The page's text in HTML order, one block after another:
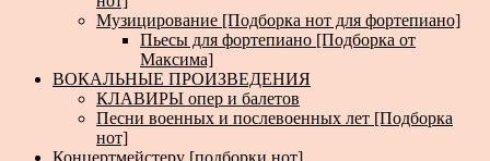
Музицирование [Подборка нот для фортепиано]
Пьесы для фортепиано [Подборка от
Максима]
ВОКАЛЬНЫЕ ПРОИЗВЕДЕНИЯ
КЛАВИРЫ опер и балетов
Песни военных и послевоенных лет [Подборка
нот]
Концертмейстеру [подборки нот]